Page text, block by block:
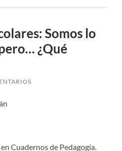
Somos lo
¿Qué
Cuadernos de Pedagogía.